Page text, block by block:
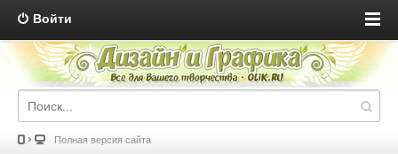
Войти
Полная версия сайта